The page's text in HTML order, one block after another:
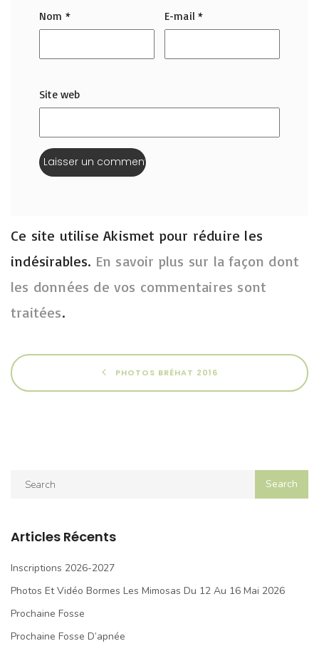
Nom * E-mail*
Site web
Ce site utilise Akismet pour réduire les
indésirables. En savoir plus sur la façon dont
les données de vos commentaires sont
traitées.
PHOTOS BRÉHAT 2016
Articles Récents
Inscriptions 2026-2027
Photos Et Vidéo Bormes Les Mimosas Du 12 Au 16 Mai 2026
Prochaine Fosse
Prochaine Fosse D’apnée